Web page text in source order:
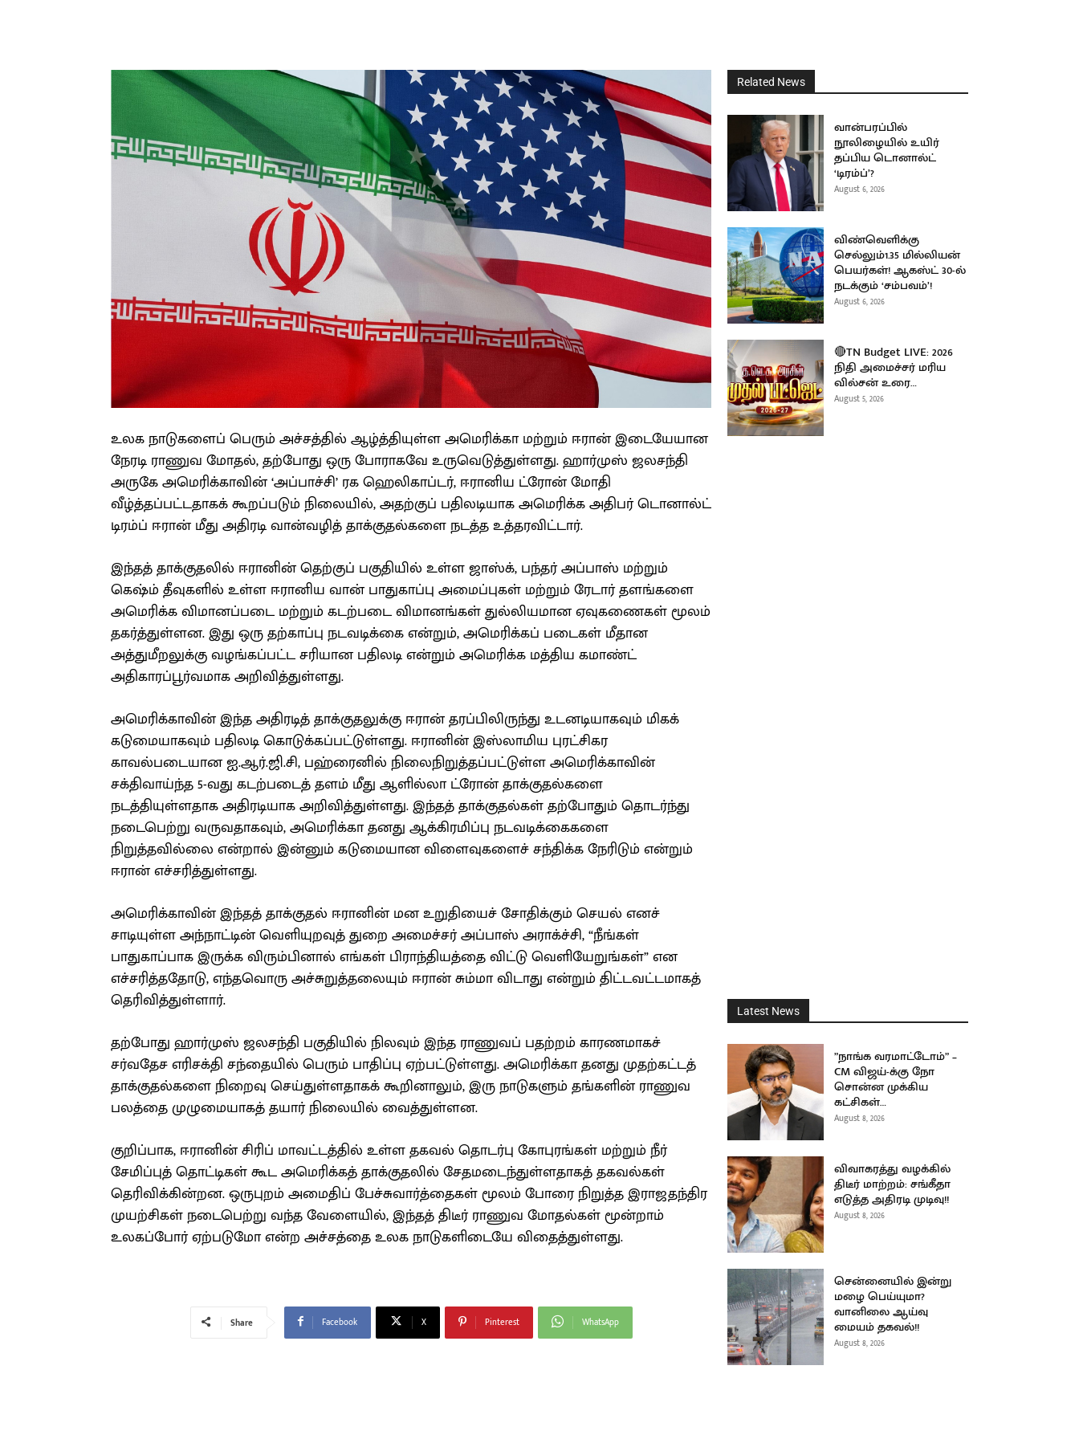
உலக நாடுகளைப் பெரும் அச்சத்தில் ஆழ்த்தியுள்ள அமெரிக்கா மற்றும் ஈரான் இடையேயான
நேரடி ராணுவ மோதல், தற்போது ஒரு போராகவே உருவெடுத்துள்ளது. ஹார்முஸ் ஜலசந்தி
அருகே அமெரிக்காவின் ‘அப்பாச்சி’ ரக ஹெலிகாப்டர், ஈரானிய ட்ரோன் மோதி
வீழ்த்தப்பட்டதாகக் கூறப்படும் நிலையில், அதற்குப் பதிலடியாக அமெரிக்க அதிபர் டொனால்ட்
டிரம்ப் ஈரான் மீது அதிரடி வான்வழித் தாக்குதல்களை நடத்த உத்தரவிட்டார்.
இந்தத் தாக்குதலில் ஈரானின் தெற்குப் பகுதியில் உள்ள ஜாஸ்க், பந்தர் அப்பாஸ் மற்றும்
கெஷ்ம் தீவுகளில் உள்ள ஈரானிய வான் பாதுகாப்பு அமைப்புகள் மற்றும் ரேடார் தளங்களை
அமெரிக்க விமானப்படை மற்றும் கடற்படை விமானங்கள் துல்லியமான ஏவுகணைகள் மூலம்
தகர்த்துள்ளன. இது ஒரு தற்காப்பு நடவடிக்கை என்றும், அமெரிக்கப் படைகள் மீதான
அத்துமீறலுக்கு வழங்கப்பட்ட சரியான பதிலடி என்றும் அமெரிக்க மத்திய கமாண்ட்
அதிகாரப்பூர்வமாக அறிவித்துள்ளது.
அமெரிக்காவின் இந்த அதிரடித் தாக்குதலுக்கு ஈரான் தரப்பிலிருந்து உடனடியாகவும் மிகக்
கடுமையாகவும் பதிலடி கொடுக்கப்பட்டுள்ளது. ஈரானின் இஸ்லாமிய புரட்சிகர
காவல்படையான ஐ.ஆர்.ஜி.சி, பஹ்ரைனில் நிலைநிறுத்தப்பட்டுள்ள அமெரிக்காவின்
சக்திவாய்ந்த 5-வது கடற்படைத் தளம் மீது ஆளில்லா ட்ரோன் தாக்குதல்களை
நடத்தியுள்ளதாக அதிரடியாக அறிவித்துள்ளது. இந்தத் தாக்குதல்கள் தற்போதும் தொடர்ந்து
நடைபெற்று வருவதாகவும், அமெரிக்கா தனது ஆக்கிரமிப்பு நடவடிக்கைகளை
நிறுத்தவில்லை என்றால் இன்னும் கடுமையான விளைவுகளைச் சந்திக்க நேரிடும் என்றும்
ஈரான் எச்சரித்துள்ளது.
அமெரிக்காவின் இந்தத் தாக்குதல் ஈரானின் மன உறுதியைச் சோதிக்கும் செயல் எனச்
சாடியுள்ள அந்நாட்டின் வெளியுறவுத் துறை அமைச்சர் அப்பாஸ் அராக்‌ச்சி, “நீங்கள்
பாதுகாப்பாக இருக்க விரும்பினால் எங்கள் பிராந்தியத்தை விட்டு வெளியேறுங்கள்” என
எச்சரித்ததோடு, எந்தவொரு அச்சுறுத்தலையும் ஈரான் சும்மா விடாது என்றும் திட்டவட்டமாகத்
தெரிவித்துள்ளார்.
தற்போது ஹார்முஸ் ஜலசந்தி பகுதியில் நிலவும் இந்த ராணுவப் பதற்றம் காரணமாகச்
சர்வதேச எரிசக்தி சந்தையில் பெரும் பாதிப்பு ஏற்பட்டுள்ளது. அமெரிக்கா தனது முதற்கட்டத்
தாக்குதல்களை நிறைவு செய்துள்ளதாகக் கூறினாலும், இரு நாடுகளும் தங்களின் ராணுவ
பலத்தை முழுமையாகத் தயார் நிலையில் வைத்துள்ளன.
குறிப்பாக, ஈரானின் சிரிப் மாவட்டத்தில் உள்ள தகவல் தொடர்பு கோபுரங்கள் மற்றும் நீர்
சேமிப்புத் தொட்டிகள் கூட அமெரிக்கத் தாக்குதலில் சேதமடைந்துள்ளதாகத் தகவல்கள்
தெரிவிக்கின்றன. ஒருபுறம் அமைதிப் பேச்சுவார்த்தைகள் மூலம் போரை நிறுத்த இராஜதந்திர
முயற்சிகள் நடைபெற்று வந்த வேளையில், இந்தத் திடீர் ராணுவ மோதல்கள் மூன்றாம்
உலகப்போர் ஏற்படுமோ என்ற அச்சத்தை உலக நாடுகளிடையே விதைத்துள்ளது.
Share Facebook X Pinterest WhatsApp
Related News
வான்பரப்பில்
நூலிழையில் உயிர்
தப்பிய டொனால்ட்
‘டிரம்ப்’?
August 6, 2026
விண்வெளிக்கு
செல்லும்1.35 மில்லியன்
பெயர்கள்! ஆகஸ்ட் 30-ல்
நடக்கும் ‘சம்பவம்’!
August 6, 2026
🔴TN Budget LIVE: 2026
நிதி அமைச்சர் மரிய
வில்சன் உரை…
August 5, 2026
Latest News
”நாங்க வரமாட்டோம்” –
CM விஜய்-க்கு நோ
சொன்ன முக்கிய
கட்சிகள்…
August 8, 2026
விவாகரத்து வழக்கில்
திடீர் மாற்றம்: சங்கீதா
எடுத்த அதிரடி முடிவு!!
August 8, 2026
சென்னையில் இன்று
மழை பெய்யுமா?
வானிலை ஆய்வு
மையம் தகவல்!!
August 8, 2026